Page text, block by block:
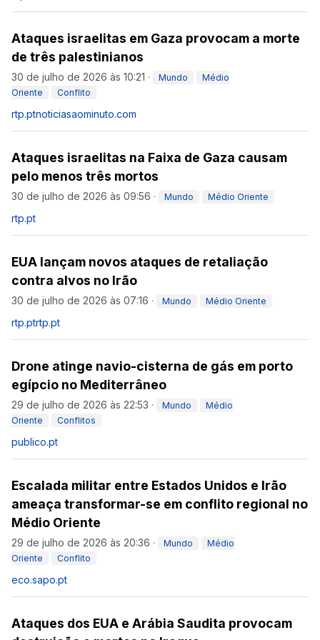
Ataques israelitas em Gaza provocam a morte
de três palestinianos
30 de julho de 2026 às 10:21 · Mundo
Médio
Oriente
Conflito
rtp.ptnoticiasaominuto.com
Ataques israelitas na Faixa de Gaza causam
pelo menos três mortos
30 de julho de 2026 às 09:56 · Mundo Médio Oriente
rtp.pt
EUA lançam novos ataques de retaliação
contra alvos no Irão
30 de julho de 2026 às 07:16 · Mundo Médio Oriente
rtp.ptrtp.pt
Drone atinge navio-cisterna de gás em porto
egípcio no Mediterrâneo
29 de julho de 2026 às 22:53 · Mundo
Médio
Oriente
Conflitos
publico.pt
Escalada militar entre Estados Unidos e Irão
ameaça transformar-se em conflito regional no
Médio Oriente
29 de julho de 2026 às 20:36 · Mundo
Médio
Oriente
Conflito
eco.sapo.pt
Ataques dos EUA e Arábia Saudita provocam